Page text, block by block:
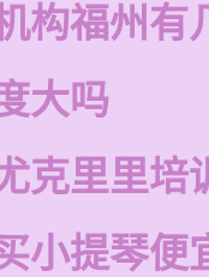
构福州有
大吗
克里里培
小提琴便